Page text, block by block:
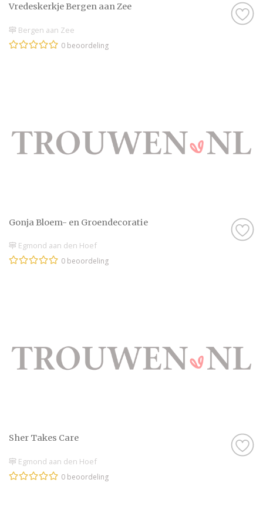
Vredeskerkje Bergen aan Zee
Bergen aan Zee
0 beoordeling
Gonja Bloem- en Groendecoratie
Egmond aan den Hoef
0 beoordeling
Sher Takes Care
Egmond aan den Hoef
0 beoordeling